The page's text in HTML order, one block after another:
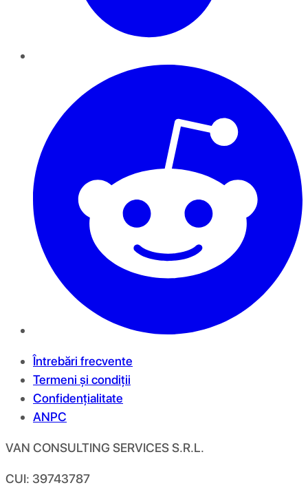
Întrebări frecvente
Termeni și condiții
Confidențialitate
ANPC
VAN CONSULTING SERVICES S.R.L.
CUI: 39743787